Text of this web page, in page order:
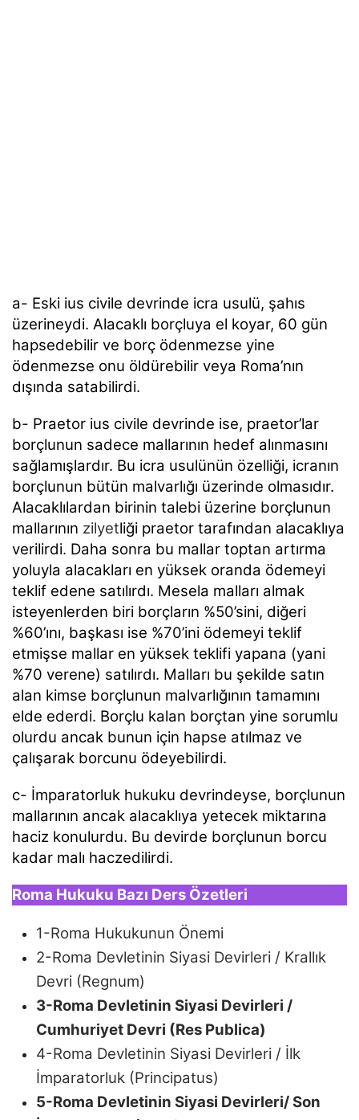
a- Eski ius civile devrinde icra usulü, şahıs
üzerineydi. Alacaklı borçluya el koyar, 60 gün
hapsedebilir ve borç ödenmezse yine
ödenmezse onu öldürebilir veya Roma’nın
dışında satabilirdi.
b- Praetor ius civile devrinde ise, praetor’lar
borçlunun sadece mallarının hedef alınmasını
sağlamışlardır. Bu icra usulünün özelliği, icranın
borçlunun bütün malvarlığı üzerinde olmasıdır.
Alacaklılardan birinin talebi üzerine borçlunun
mallarının zilyetliği praetor tarafından alacaklıya
verilirdi. Daha sonra bu mallar toptan artırma
yoluyla alacakları en yüksek oranda ödemeyi
teklif edene satılırdı. Mesela malları almak
isteyenlerden biri borçların %50’sini, diğeri
%60’ını, başkası ise %70’ini ödemeyi teklif
etmişse mallar en yüksek teklifi yapana (yani
%70 verene) satılırdı. Malları bu şekilde satın
alan kimse borçlunun malvarlığının tamamını
elde ederdi. Borçlu kalan borçtan yine sorumlu
olurdu ancak bunun için hapse atılmaz ve
çalışarak borcunu ödeyebilirdi.
c- İmparatorluk hukuku devrindeyse, borçlunun
mallarının ancak alacaklıya yetecek miktarına
haciz konulurdu. Bu devirde borçlunun borcu
kadar malı haczedilirdi.
Roma Hukuku Bazı Ders Özetleri
1-Roma Hukukunun Önemi
2-Roma Devletinin Siyasi Devirleri / Krallık
Devri (Regnum)
3-Roma Devletinin Siyasi Devirleri /
Cumhuriyet Devri (Res Publica)
4-Roma Devletinin Siyasi Devirleri / İlk
İmparatorluk (Principatus)
5-Roma Devletinin Siyasi Devirleri/ Son